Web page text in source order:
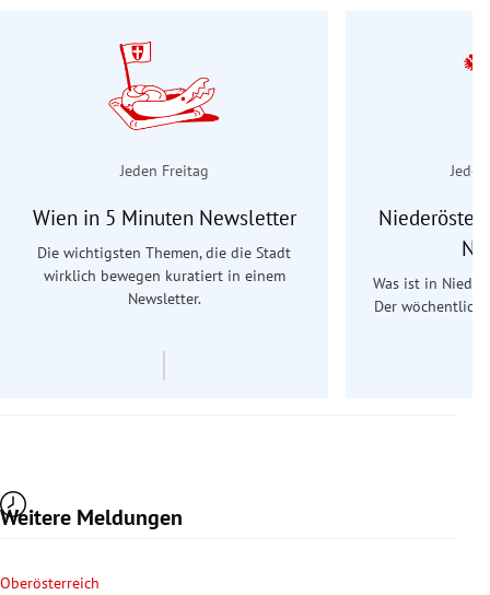
Jeden Freitag
Wien in 5 Minuten Newsletter
Die wichtigsten Themen, die die Stadt
wirklich bewegen kuratiert in einem
Newsletter.
Was ist in
Der
Weitere Meldungen
Oberösterreich